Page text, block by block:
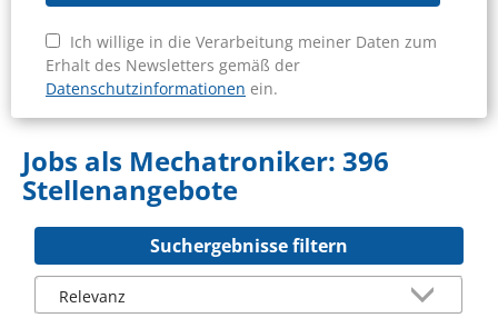
Ich willige in die Verarbeitung meiner Daten zum
Erhalt des Newsletters gemäß der
Datenschutzinformationen ein.
Jobs als Mechatroniker: 396
Stellenangebote
Suchergebnisse filtern